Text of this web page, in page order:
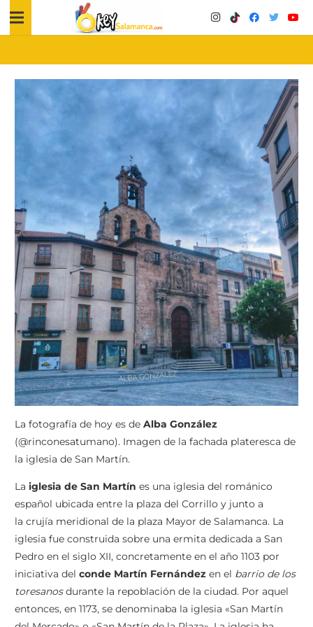
La fotografía de hoy es de Alba González
(@rinconesatumano). Imagen de la fachada plateresca de
la iglesia de San Martín.
La iglesia de San Martín es una iglesia del románico
español ubicada entre la plaza del Corrillo y junto a
la crujía meridional de la plaza Mayor de Salamanca. La
iglesia fue construida sobre una ermita dedicada a San
Pedro en el siglo XII, concretamente en el año 1103 por
iniciativa del conde Martín Fernández en el barrio de los
toresanosdurante la repoblación de la ciudad. Por aquel
entonces, en 1173, se denominaba la iglesia «San Martín